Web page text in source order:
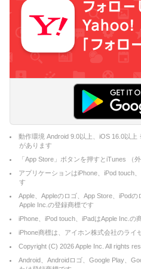
動作環境 Android 9.0以上、iOS 16.0以
があります
「App Store」ボタンを押すとiTunes （
アプリケーションはiPhone、iPod touch
す
Apple、Appleのロゴ、App Store、iPod
Apple Inc.の登録商標です
iPhone、iPod touch、iPadはApple Inc.の
iPhone商標は、アイホン株式会社のライ
Copyright (C) 2026Apple Inc. All rights
Android、Androidロゴ、Google Play、